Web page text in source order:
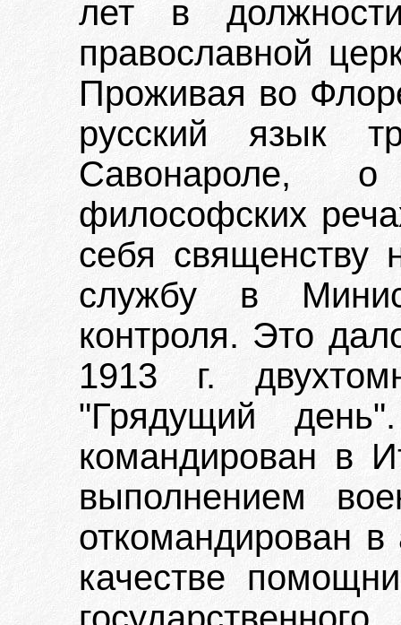
лет в
православной
Проживая во
русский язык
Савонароле,
философских
себя священству
службу в
контроля. Это
1913 г.
"Грядущий
командирован в
выполнением
откомандирован в
качестве